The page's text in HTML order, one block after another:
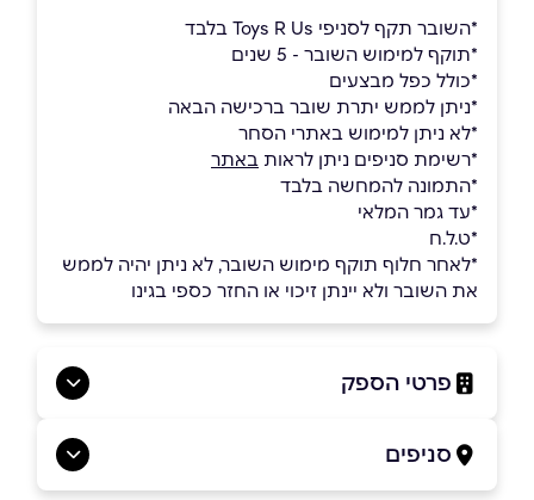
*השובר תקף לסניפי Toys R Us בלבד
*תוקף למימוש השובר - 5 שנים
*כולל כפל מבצעים
*ניתן לממש יתרת שובר ברכישה הבאה
*לא ניתן למימוש באתרי הסחר
*רשימת סניפים ניתן לראות באתר
*התמונה להמחשה בלבד
*עד גמר המלאי
*ט.ל.ח
*לאחר חלוף תוקף מימוש השובר, לא ניתן יהיה לממש
את השובר ולא יינתן זיכוי או החזר כספי בגינו
פרטי הספק
סניפים